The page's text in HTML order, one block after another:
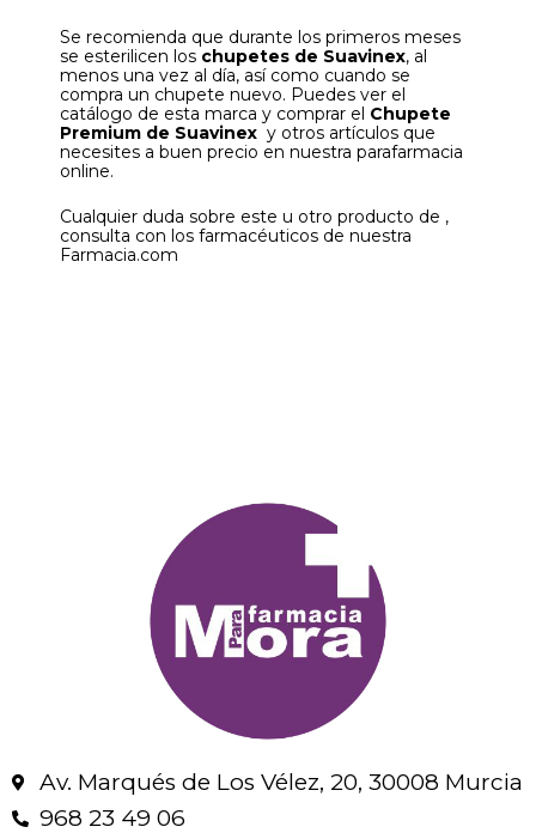
Se recomienda que durante los primeros meses
se esterilicen los chupetes de Suavinex, al
menos una vez al día, así como cuando se
compra un chupete nuevo. Puedes ver el
catálogo de esta marca y comprar el Chupete
Premium de Suavinex y otros artículos que
necesites a buen precio en nuestra parafarmacia
online.
Cualquier duda sobre este u otro producto de ,
consulta con los farmacéuticos de nuestra
Farmacia.com
Av. Marqués de Los Vélez, 20, 30008 Murcia
968 23 49 06